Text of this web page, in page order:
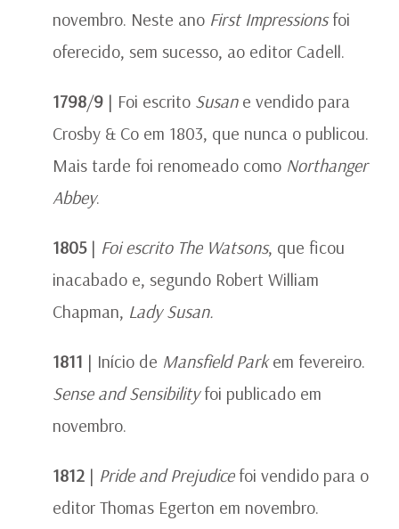
novembro. Neste ano First Impressionsfoi
oferecido, sem sucesso, ao editor Cadell.
1798/9 | Foi escrito Susane vendido para
Crosby & Co em 1803, que nunca o publicou.
Mais tarde foi renomeado como Northanger
Abbey.
1805| Foi escrito The Watsons, que ficou
inacabado e, segundo Robert William
Chapman, Lady Susan.
1811 | Início de Mansfield Parkem fevereiro.
Sense and Sensibilityfoi publicado em
novembro.
1812 | Pride and Prejudicefoi vendido para o
editor Thomas Egerton em novembro.